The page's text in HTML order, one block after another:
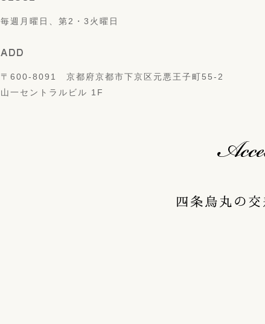
毎週月曜日、第2・3火曜日
〒600-8091 京都府京都市下京区元悪王子町55-2
山一セントラルビル 1F